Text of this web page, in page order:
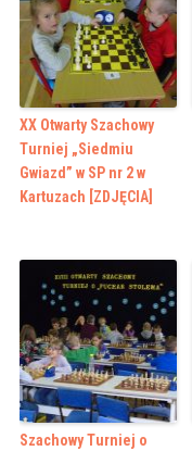
XX Otwarty Szachowy
Turniej „Siedmiu
Gwiazd” w SP nr 2 w
Kartuzach [ZDJĘCIA]
Szachowy Turniej o